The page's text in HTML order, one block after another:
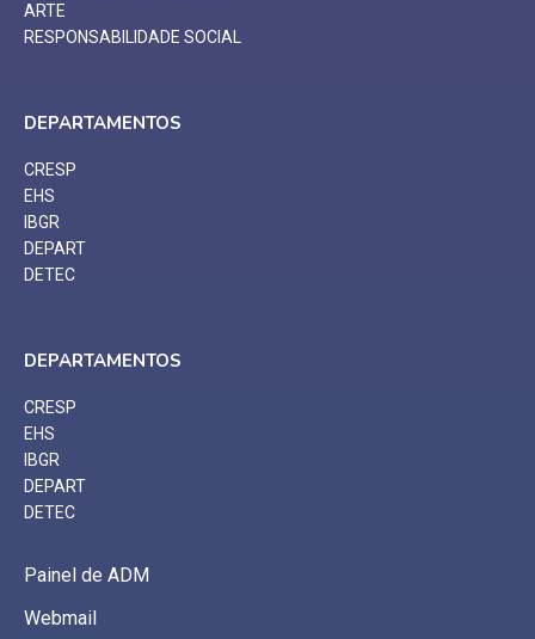
ARTE
RESPONSABILIDADE SOCIAL
DEPARTAMENTOS
CRESP
EHS
IBGR
DEPART
DETEC
DEPARTAMENTOS
CRESP
EHS
IBGR
DEPART
DETEC
Painel de ADM
Webmail